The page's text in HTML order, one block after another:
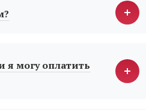
я могу оплатить